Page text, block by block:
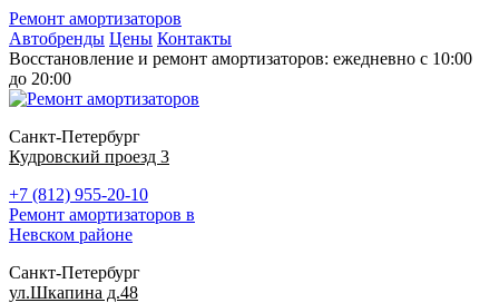
Ремонт амортизаторов
Автобренды Цены Контакты
Восстановление и ремонт амортизаторов: ежедневно с 10:00
до 20:00
Санкт-Петербург
Кудровский проезд 3
+7 (812) 955-20-10
Ремонт амортизаторов в
Невском районе
Санкт-Петербург
ул.Шкапина д.48